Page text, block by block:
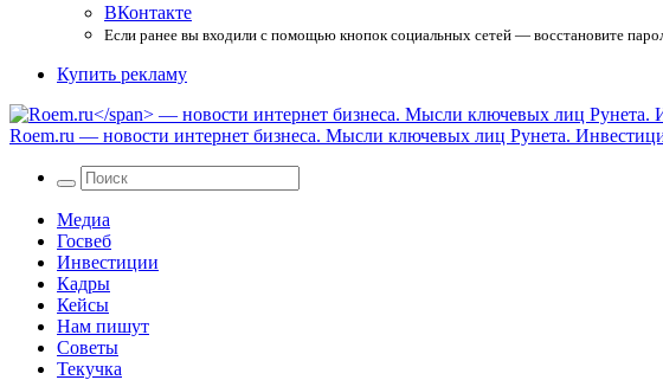
ВКонтакте
Если ранее вы входили с помощью кнопок социальных сетей — восстановите
Купить рекламу
Roem.ru — новости интернет бизнеса. Мысли ключевых лиц Рунета.
Медиа
Госвеб
Инвестиции
Кадры
Кейсы
Нам пишут
Советы
Текучка